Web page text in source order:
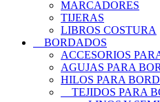
MARCADORES
TIJERAS
LIBROS COSTURA
BORDADOS
ACCESORIOS
AGUJAS PARA
HILOS PARA
TEJIDOS PARA